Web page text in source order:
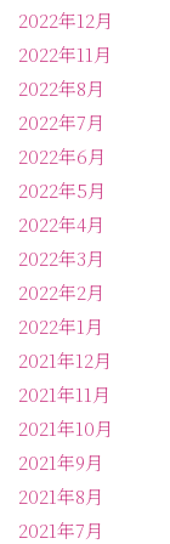
2022年12月
2022年11月
2022年8月
2022年7月
2022年6月
2022年5月
2022年4月
2022年3月
2022年2月
2022年1月
2021年12月
2021年11月
2021年10月
2021年9月
2021年8月
2021年7月